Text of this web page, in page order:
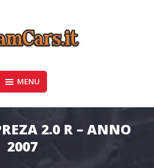
di Automobili Plurimarche –
– Pratole – Matera | DreamCars.it
MENU
2.0 R – ANNO
2007